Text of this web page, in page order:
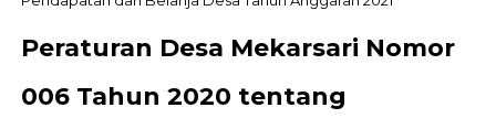
Peraturan Desa Mekarsari Nomor
006 Tahun 2020 tentang